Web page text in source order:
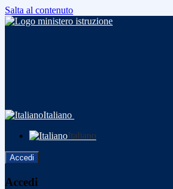
Salta al contenuto
Italiano
Italiano
Accedi
Accedi